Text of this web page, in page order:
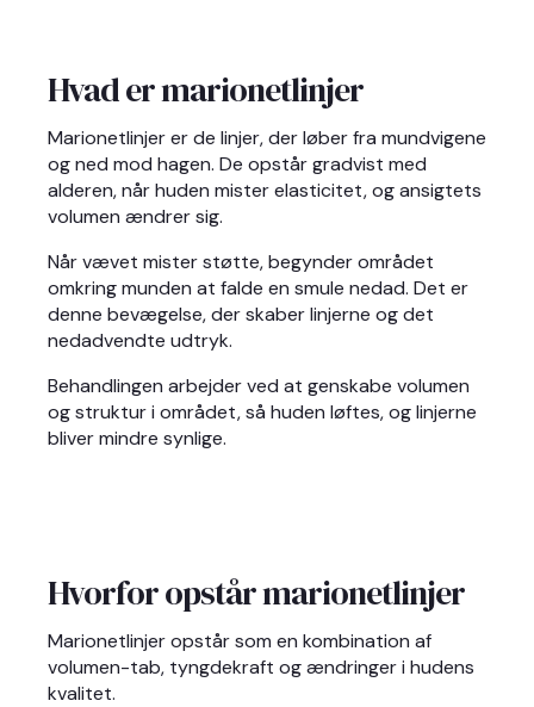
Hvad er marionetlinjer
Marionetlinjer er de linjer, der løber fra mundvigene
og ned mod hagen. De opstår gradvist med
alderen, når huden mister elasticitet, og ansigtets
volumen ændrer sig.
Når vævet mister støtte, begynder området
omkring munden at falde en smule nedad. Det er
denne bevægelse, der skaber linjerne og det
nedadvendte udtryk.
Behandlingen arbejder ved at genskabe volumen
og struktur i området, så huden løftes, og linjerne
bliver mindre synlige.
Hvorfor opstår marionetlinjer
Marionetlinjer opstår som en kombination af
volumen-tab, tyngdekraft og ændringer i hudens
kvalitet.